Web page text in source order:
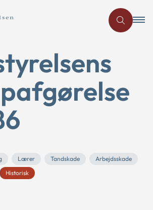
Lærer Tandskade
Arbejdsskade
Historisk